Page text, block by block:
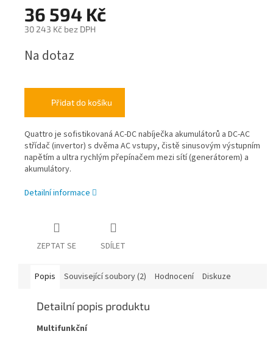
36 594 Kč
30 243 Kč bez DPH
cena:
Na dotaz
Přidat do košíku
Quattro je sofistikovaná AC-DC nabíječka akumulátorů a DC-AC
střídač (invertor) s dvěma AC vstupy, čistě sinusovým výstupním
napětím a ultra rychlým přepínačem mezi sítí (generátorem) a
akumulátory.
Detailní informace
ZEPTAT SE SDÍLET
Popis Související soubory (2) Hodnocení Diskuze
Detailní popis produktu
Multifunkční